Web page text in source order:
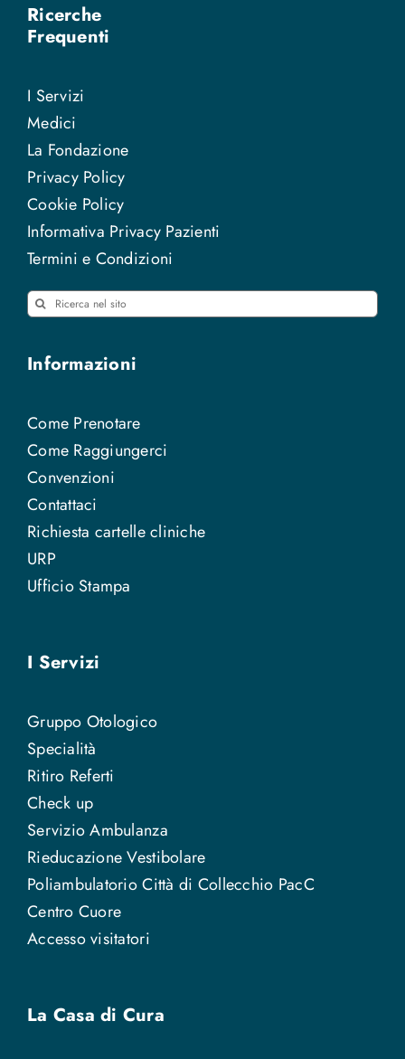
Ricerche
Frequenti
I Servizi
Medici
La Fondazione
Privacy Policy
Cookie Policy
Informativa Privacy Pazienti
Termini e Condizioni
Cerca
Informazioni
Come Prenotare
Come Raggiungerci
Convenzioni
Contattaci
Richiesta cartelle cliniche
URP
Ufficio Stampa
I Servizi
Gruppo Otologico
Specialità
Ritiro Referti
Check up
Servizio Ambulanza
Rieducazione Vestibolare
Poliambulatorio Città di Collecchio PacC
Centro Cuore
Accesso visitatori
La Casa di Cura